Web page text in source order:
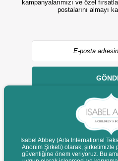
kampanyalarımızı ve özel
postalarını almayı
© 2022 isabelabbey.com -
Isabel Abbey (Arta International
Anonim Şirketi) olarak, şirketimizle
güvenliğine önem veriyoruz. Bu